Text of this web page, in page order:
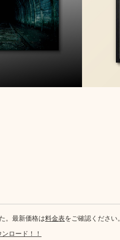
。最新価格は料金表をご確認ください。
ロード！！